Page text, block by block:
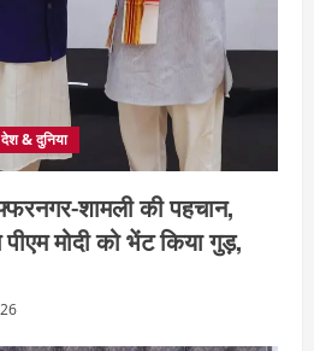
देश & दुनिया
शामली की पहचान,
मोदी को भेंट किया गुड़,